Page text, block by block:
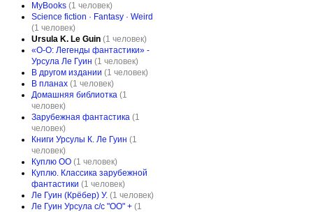
MyBooks (1 человек)
Science fiction · Fantasy · Weird
(1 человек)
Ursula K. Le Guin (1 человек)
«О-О: Легенды фантастики» -
Урсула Ле Гуин (1 человек)
В другом издании (1 человек)
В планах (1 человек)
Домашняя библиотка (1
человек)
Зарубежная фантастика (1
человек)
Книги Урсулы К. Ле Гуин (1
человек)
Куплю ОО (1 человек)
Куплю. Классика зарубежной
фантастики (1 человек)
Ле Гуин (Крёбер) У. (1 человек)
Ле Гуин Урсула с/с "ОО" + (1